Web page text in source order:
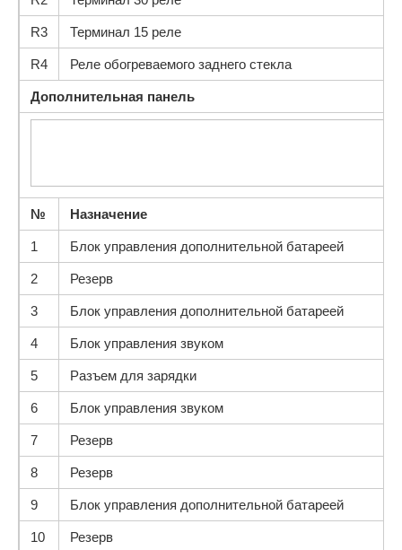
R3 Терминал 15 реле
R4 Реле обогреваемого заднего стекла
Дополнительная панель
№ Назначение
1 Блок управления дополнительной батареей
2 Резерв
3 Блок управления дополнительной батареей
4 Блок управления звуком
5 Разъем для зарядки
6 Блок управления звуком
7 Резерв
8 Резерв
9 Блок управления дополнительной батареей
10 Резерв